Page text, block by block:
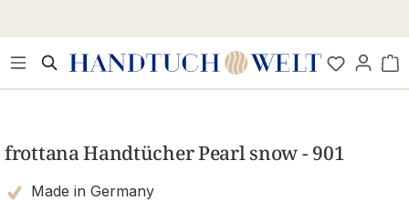
frottana Handtücher Pearl snow - 901
Made in Germany